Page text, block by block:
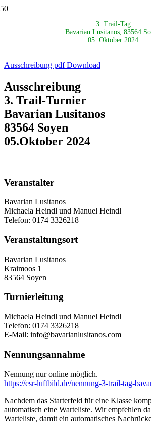
3. Trail-Tag
Bavarian Lusitanos, 83564
05. Oktober 2024
Ausschreibung pdf Download
Ausschreibung
3. Trail-Turnier
Bavarian Lusitanos
83564 Soyen
05.Oktober 2024
Veranstalter
Bavarian Lusitanos
Michaela Heindl und Manuel Heindl
Telefon: 0174 3326218
Veranstaltungsort
Bavarian Lusitanos
Kraimoos 1
83564 Soyen
Turnierleitung
Michaela Heindl und Manuel Heindl
Telefon: 0174 3326218
E-Mail: info@bavarianlusitanos.com
Nennungsannahme
Nennung nur online möglich.
https://esr-luftbild.de/nennung-3-trail-tag-
Nachdem das Starterfeld für eine Klasse
automatisch eine Warteliste. Wir empfehlen
Warteliste, damit ein automatisches